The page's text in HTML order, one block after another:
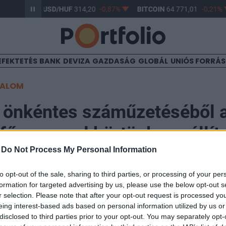
Do Not Process My Personal Information
opt-out of the sale, sharing to third parties, or processing of your
for targeted advertising by us, please use the below opt-out
selection. Please note that after your opt-out request is processed
interest-based ads based on personal information utilized by us
to third parties prior to your opt-out. You may separately
USD/HUF 314,20 -0,87% BITCOIN64 771,01 -0,21%
BANK DEVIZA GAZDASÁG GLOBÁL UNIÓS
száműzetéséből
azonnal börtönbe
15 éves önkéntes száműzetéséből Thakszin
Szingapúrból magánrepülőjével érkezett politikust a